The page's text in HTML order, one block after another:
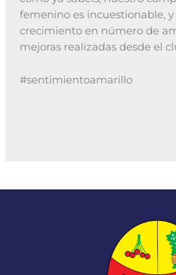
femenino es incuestionable, y
crecimiento en número de
mejoras realizadas desde el
#sentimientoamarillo